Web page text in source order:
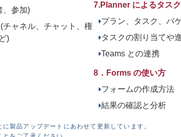
、参加)
ャネル、チャット、権
)
7.Planner によるタス
プラン、タスク、バ
タスクの割り当てや
Teams との連携
8．Forms の使い方
フォームの作成方法
結果の確認と分析
製品アップデートにあわせて更新しています。